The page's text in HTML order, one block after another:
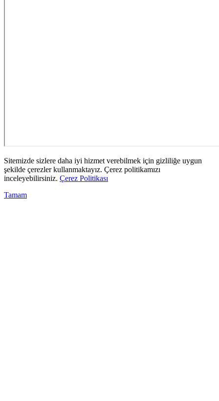
Sitemizde sizlere daha iyi hizmet verebilmek için gizliliğe uygun
şekilde çerezler kullanmaktayız. Çerez politikamızı
inceleyebilirsiniz. Çerez Politikası
Tamam